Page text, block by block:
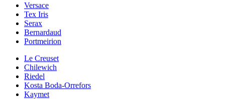
Versace
Tex Iris
Serax
Bernardaud
Portmeirion
Le Creuset
Chilewich
Riedel
Kosta Boda-Orrefors
Kaymet